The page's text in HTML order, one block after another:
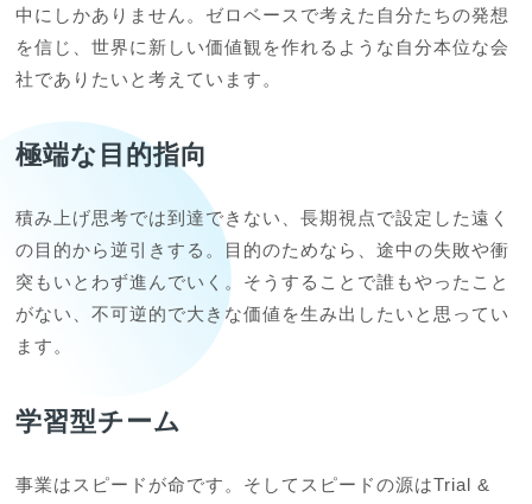
中にしかありません。ゼロベースで考えた自分たちの発想
を信じ、世界に新しい価値観を作れるような自分本位な会
社でありたいと考えています。
極端な目的指向
積み上げ思考では到達できない、長期視点で設定した遠く
の目的から逆引きする。目的のためなら、途中の失敗や衝
突もいとわず進んでいく。そうすることで誰もやったこと
がない、不可逆的で大きな価値を生み出したいと思ってい
ます。
学習型チーム
事業はスピードが命です。そしてスピードの源はTrial &